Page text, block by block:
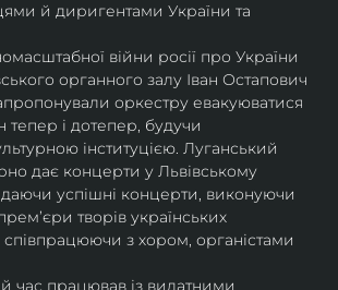
й диригентами України та
війни росії про України
органного залу Іван Остапович
оркестру евакуюватися
тепер і дотепер, будучи
інституцією. Луганський
дає концерти у Львівському
успішні концерти, виконуючи
творів українських
співпрацюючи з хором, органістами
час працював із видатними